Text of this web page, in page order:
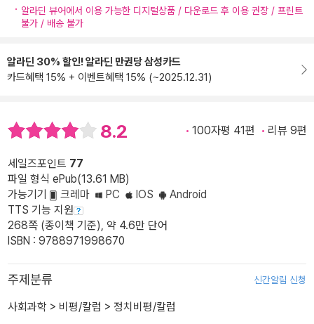
알라딘 뷰어에서 이용 가능한 디지털상품 / 다운로드 후 이용 권장 / 프린트
불가 / 배송 불가
알라딘 30% 할인! 알라딘 만권당 삼성카드
카드혜택 15% + 이벤트혜택 15% (~2025.12.31)
8.2 100자평 41편 리뷰 9편
세일즈포인트 77
파일 형식 ePub(13.61 MB)
가능기기
크레마 PC IOS
Android
TTS 기능 지원
268쪽 (종이책 기준), 약 4.6만 단어
ISBN : 9788971998670
주제분류 신간알림 신청
사회과학 > 비평/칼럼 > 정치비평/칼럼